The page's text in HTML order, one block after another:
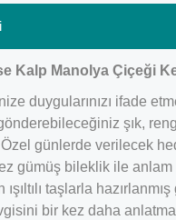
Kalp Manolya Çiçeği
duygularınızı ifade
şık,
günlerde verilecek
gümüş bileklik ile
ışıltılı taşlarla
bir kez daha